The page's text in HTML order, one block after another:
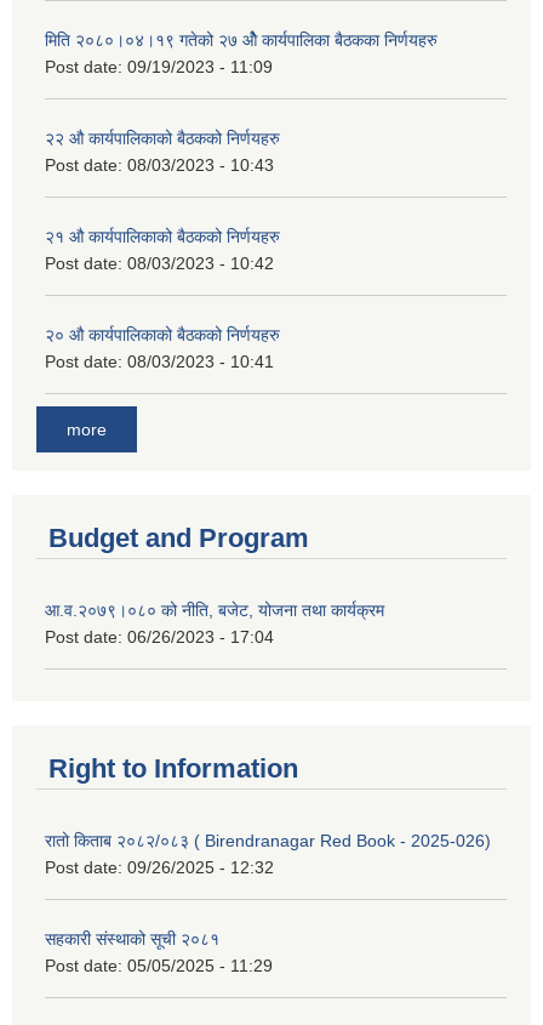
मिति २०८०।०४।१९ गतेको २७ ‌‍‌ओेै कार्यपालिका बैठकका निर्णयहरु
Post date: 09/19/2023 - 11:09
२‍२ औ कार्यपालिकाको बैठकको निर्णयहरु
Post date: 08/03/2023 - 10:43
२‍१ औ कार्यपालिकाको बैठकको निर्णयहरु
Post date: 08/03/2023 - 10:42
२‍० औ कार्यपालिकाको बैठकको निर्णयहरु
Post date: 08/03/2023 - 10:41
more
Budget and Program
आ.व.२०७९।०८० को नीति, बजेट, योजना तथा कार्यक्रम
Post date: 06/26/2023 - 17:04
Right to Information
रातो किताब २०८२/०८३ ( Birendranagar Red Book - 2025-026)
Post date: 09/26/2025 - 12:32
सहकारी संस्थाको सूची २०८१
Post date: 05/05/2025 - 11:29